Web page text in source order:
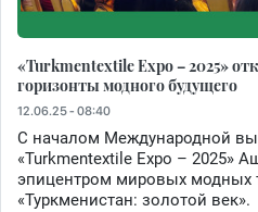
«Turkmentextile Expo – 2025»
горизонты модного будущего
12.06.25 - 08:40
С началом Международной
«Turkmentextile Expo – 2025»
эпицентром мировых модных
«Туркменистан: золотой век».